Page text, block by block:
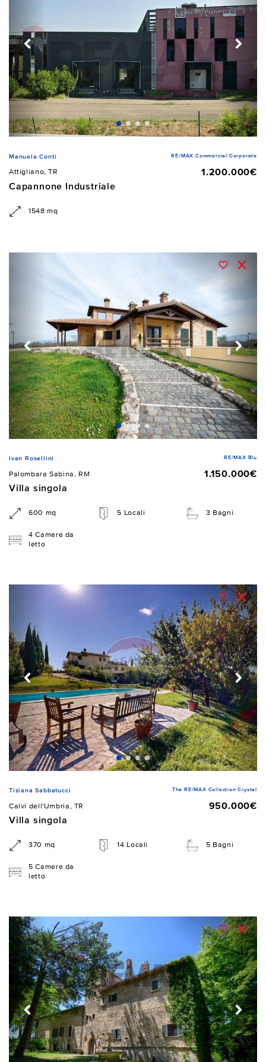
Manuela Conti RE/MAX Commercial Corporate
Attigliano, TR
1.200.000€
Capannone Industriale
1548 mq
Ivan Rosellini RE/MAX Blu
Palombara Sabina, RM
1.150.000€
Villa singola
600 mq 5 Locali 3 Bagni
4 Camere da
letto
Tiziana Sabbatucci The RE/MAX Collection Crystal
Calvi dell'Umbria, TR
950.000€
Villa singola
370 mq 14 Locali 5 Bagni
5 Camere da
letto